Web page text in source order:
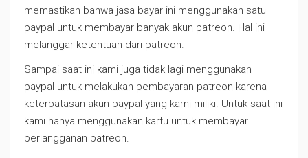
memastikan bahwa jasa bayar ini menggunakan satu
paypal untuk membayar banyak akun patreon. Hal ini
melanggar ketentuan dari patreon.
Sampai saat ini kami juga tidak lagi menggunakan
paypal untuk melakukan pembayaran patreon karena
keterbatasan akun paypal yang kami miliki. Untuk saat ini
kami hanya menggunakan kartu untuk membayar
berlangganan patreon.